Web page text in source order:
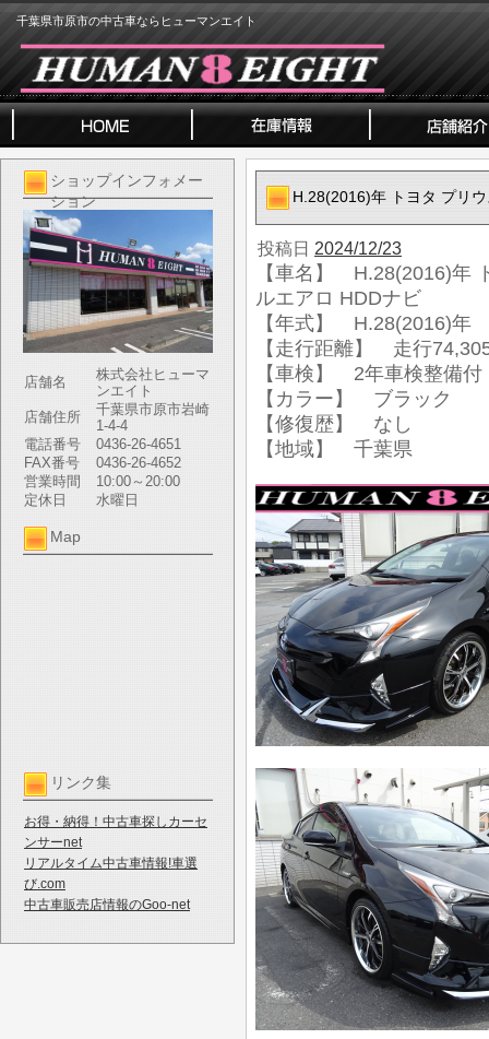
千葉県市原市の中古車ならヒューマンエイト
ショップインフォメー
ション
店舗名
株式会社ヒューマ
ンエイト
店舗住所
千葉県市原市岩崎
1-4-4
電話番号
0436-26-4651
FAX番号
0436-26-4652
営業時間
10:00～20:00
定休日
水曜日
Map
リンク集
お得・納得！中古車探しカーセ
ンサーnet
リアルタイム中古車情報!車選
び.com
中古車販売店情報のGoo-net
H.28(2016)年 トヨタ プリ
投稿日 2024/12/23
【車名】 H.28(2016)年
ルエアロ HDDナビ
【年式】 H.28(2016)年
【走行距離】 走行
【車検】 2年車検整備付
【カラー】 ブラック
【修復歴】 なし
【地域】 千葉県